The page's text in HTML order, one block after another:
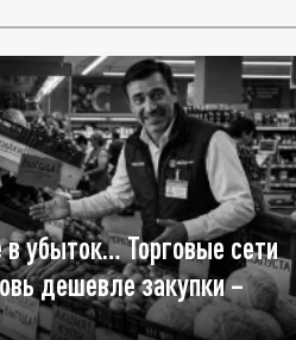
убыток… Торговые сети
дешевле закупки –